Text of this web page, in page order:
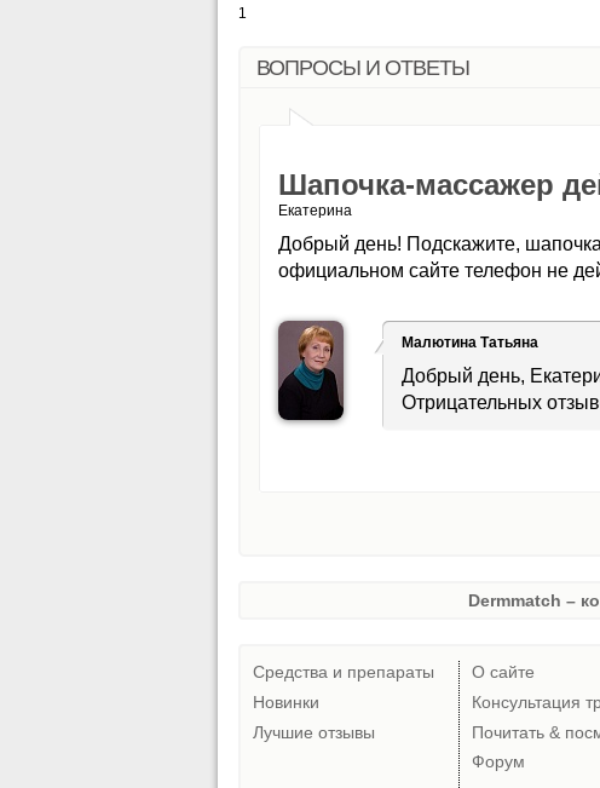
1
ВОПРОСЫ И ОТВЕТЫ
Шапочка-массажер
Екатерина
Добрый день! Подскажите,
официальном сайте телефон не
Малютина Татьяна
Добрый день,
Отрицательных
Dermmatch –
Средства и препараты
Новинки
Лучшие отзывы
О сайте
Консультация
Почитать &
Форум